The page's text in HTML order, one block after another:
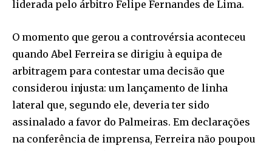
liderada pelo árbitro Felipe Fernandes de Lima.
O momento que gerou a controvérsia aconteceu
quando Abel Ferreira se dirigiu à equipa de
arbitragem para contestar uma decisão que
considerou injusta: um lançamento de linha
lateral que, segundo ele, deveria ter sido
assinalado a favor do Palmeiras. Em declarações
na conferência de imprensa, Ferreira não poupou